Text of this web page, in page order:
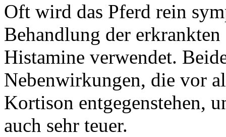
Oft wird das Pferd rein
Behandlung der
Histamine verwendet.
Nebenwirkungen, die vor
Kortison entgegenstehen,
auch sehr teuer.